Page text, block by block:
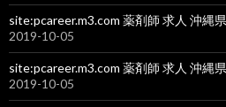
site:pcareer.m3.com 薬剤師 求人 沖縄
2019-10-05
site:pcareer.m3.com 薬剤師 求人 沖縄
2019-10-05